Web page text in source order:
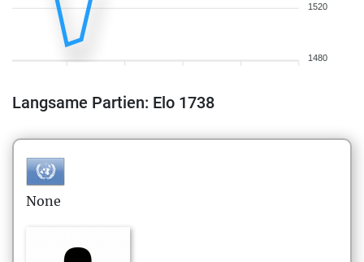
1520
1480
Langsame Partien: Elo 1738
None